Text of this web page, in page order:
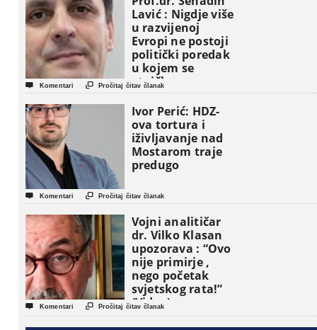
Lavić : Nigdje više
u razvijenoj
Evropi ne postoji
politički poredak
u kojem se
etničke grupe
pojavljuju kao
osnovne
političke jedinice
 Komentari  Pročitaj čitav članak
Ivor Perić: HDZ-
ova tortura i
iživljavanje nad
Mostarom traje
predugo
 Komentari  Pročitaj čitav članak
Vojni analitičar
dr. Vilko Klasan
upozorava : “Ovo
nije primirje ,
nego početak
svjetskog rata!”
(Video)
 Komentari  Pročitaj čitav članak